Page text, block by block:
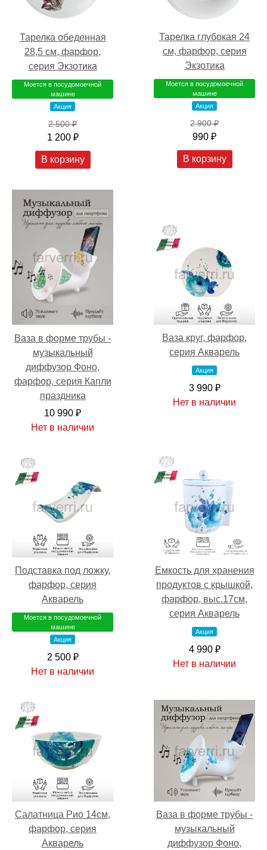
Тарелка обеденная
28,5 см, фарфор,
серия Экзотика
Моется в посудомоечной
машине
Акция
2 500 ₽
1 200 ₽
В корзину
Тарелка глубокая 24
см, фарфор, серия
Экзотика
Моется в посудомоечной
машине
Акция
2 900 ₽
990 ₽
В корзину
Ваза в форме трубы -
музыкальный
диффузор Фоно,
фарфор, серия Капли
праздника
10 990 ₽
Нет в наличии
Ваза круг, фарфор,
серия Акварель
Акция
3 990 ₽
Нет в наличии
Подставка под ложку,
фарфор, серия
Акварель
Моется в посудомоечной
машине
Акция
2 500 ₽
Нет в наличии
Емкость для хранения
продуктов с крышкой,
фарфор, выс.17см,
серия Акварель
Акция
4 990 ₽
Нет в наличии
Салатница Рио 14см,
фарфор, серия
Акварель
Ваза в форме трубы -
музыкальный
диффузор Фоно,